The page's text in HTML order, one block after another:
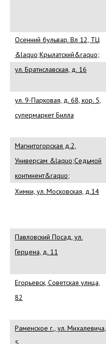
Осенний бульвар. Вл 12, ТЦ
&laquo;Крылатский&raquo;
ул. Братиславская, д. 16
ул. 9-Парковая, д. 68, кор. 5,
супермаркет Билла
Магнитогорская д.2,
Универсам &laquo;Седьмой
континент&raquo;
Химки, ул. Московская, д.14
Павловский Посад, ул.
Герцена, д. 11
Егорьевск, Советская улица,
82
Раменское г., ул. Михалевича,